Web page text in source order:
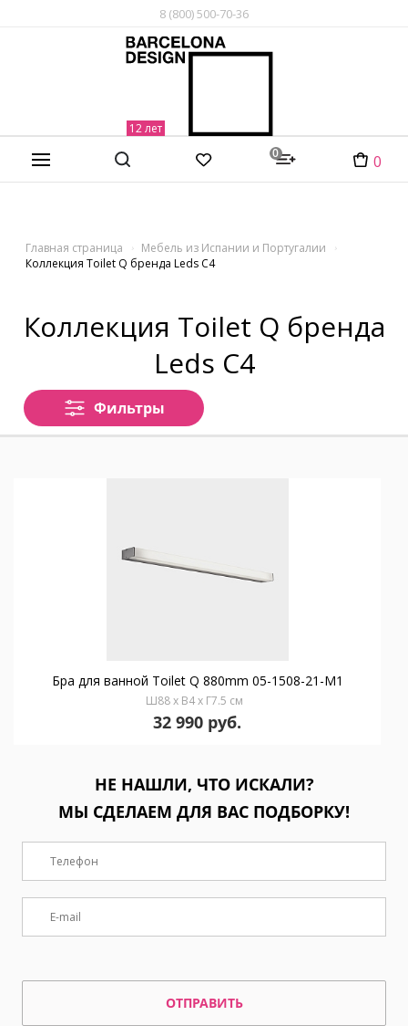
8 (800) 500-70-36
0 0
Главная страница
Мебель из Испании и Португалии
Коллекция Toilet Q бренда Leds C4
Коллекция Toilet Q бренда
Leds C4
Фильтры
Бра для ванной Toilet Q 880mm 05-1508-21-M1
Ш88 x В4 x Г7.5 см
32 990 руб.
НЕ НАШЛИ, ЧТО ИСКАЛИ?
МЫ СДЕЛАЕМ ДЛЯ ВАС ПОДБОРКУ!
ОТПРАВИТЬ